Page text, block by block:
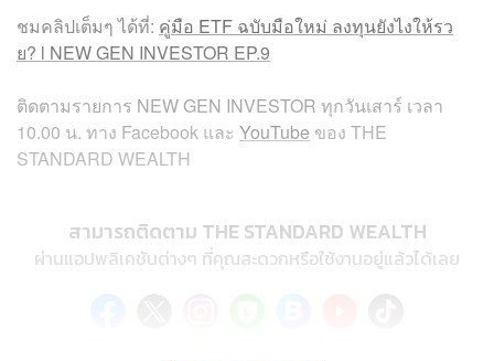
ชมคลิปเต็มๆ ได้ที่: คู่มือ ETF ฉบับมือใหม่ ลงทุนยังไงให้รว
ย? l NEW GEN INVESTOR EP.9
ติดตามรายการ NEW GEN INVESTOR ทุกวันเสาร์ เวลา
10.00 น. ทาง Facebook และ YouTube ของ THE
STANDARD WEALTH
สามารถติดตาม THE STANDARD WEALTH
ผ่านแอปพลิเคชันต่างๆ ที่คุณสะดวกหรือใช้งานอยู่แล้วได้เลย